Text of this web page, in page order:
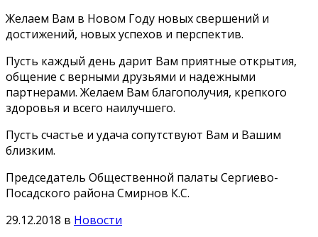
Желаем Вам в Новом Году новых свершений и
достижений, новых успехов и перспектив.
Пусть каждый день дарит Вам приятные открытия,
общение с верными друзьями и надежными
партнерами. Желаем Вам благополучия, крепкого
здоровья и всего наилучшего.
Пусть счастье и удача сопутствуют Вам и Вашим
близким.
Председатель Общественной палаты Сергиево-
Посадского района Смирнов К.С.
29.12.2018 в Новости